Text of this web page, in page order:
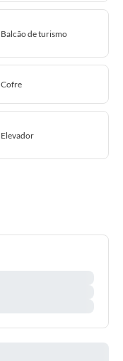
Balcão de turismo
Cofre
Elevador